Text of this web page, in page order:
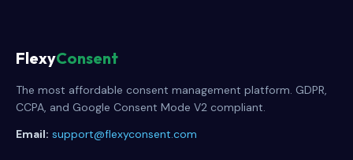
FlexyConsent
The most affordable consent management platform. GDPR,
CCPA, and Google Consent Mode V2 compliant.
Email: support@flexyconsent.com